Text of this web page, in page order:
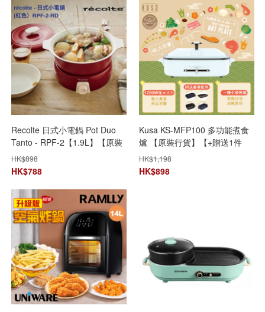
Recolte 日式小電鍋 Pot Duo
Tanto - RPF-2【1.9L】【原裝
行貨】
HK$898
HK$788
Kusa KS-MFP100 多功能煮食
爐 【原裝行貨】【+贈送1件
Kusa M3 納米噴霧補水器
random colour】【全港免運
費】
HK$1,198
HK$898